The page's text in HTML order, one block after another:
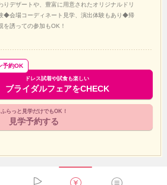
りデザートや、豊富に用意されたオリジナルドリ
◆会場コーディネート見学、演出体験もあり◆帰
を誘っての参加もOK！
ドレス試着や試食も楽しい
ブライダルフェアをCHECK
予約OK
ふらっと見学だけでもOK！
見学予約する